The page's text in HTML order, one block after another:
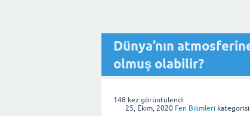
Dünya’nın
olmuş olabilir?
148 kez görüntülendi
25, Ekim, 2020 Fen Bilimleri